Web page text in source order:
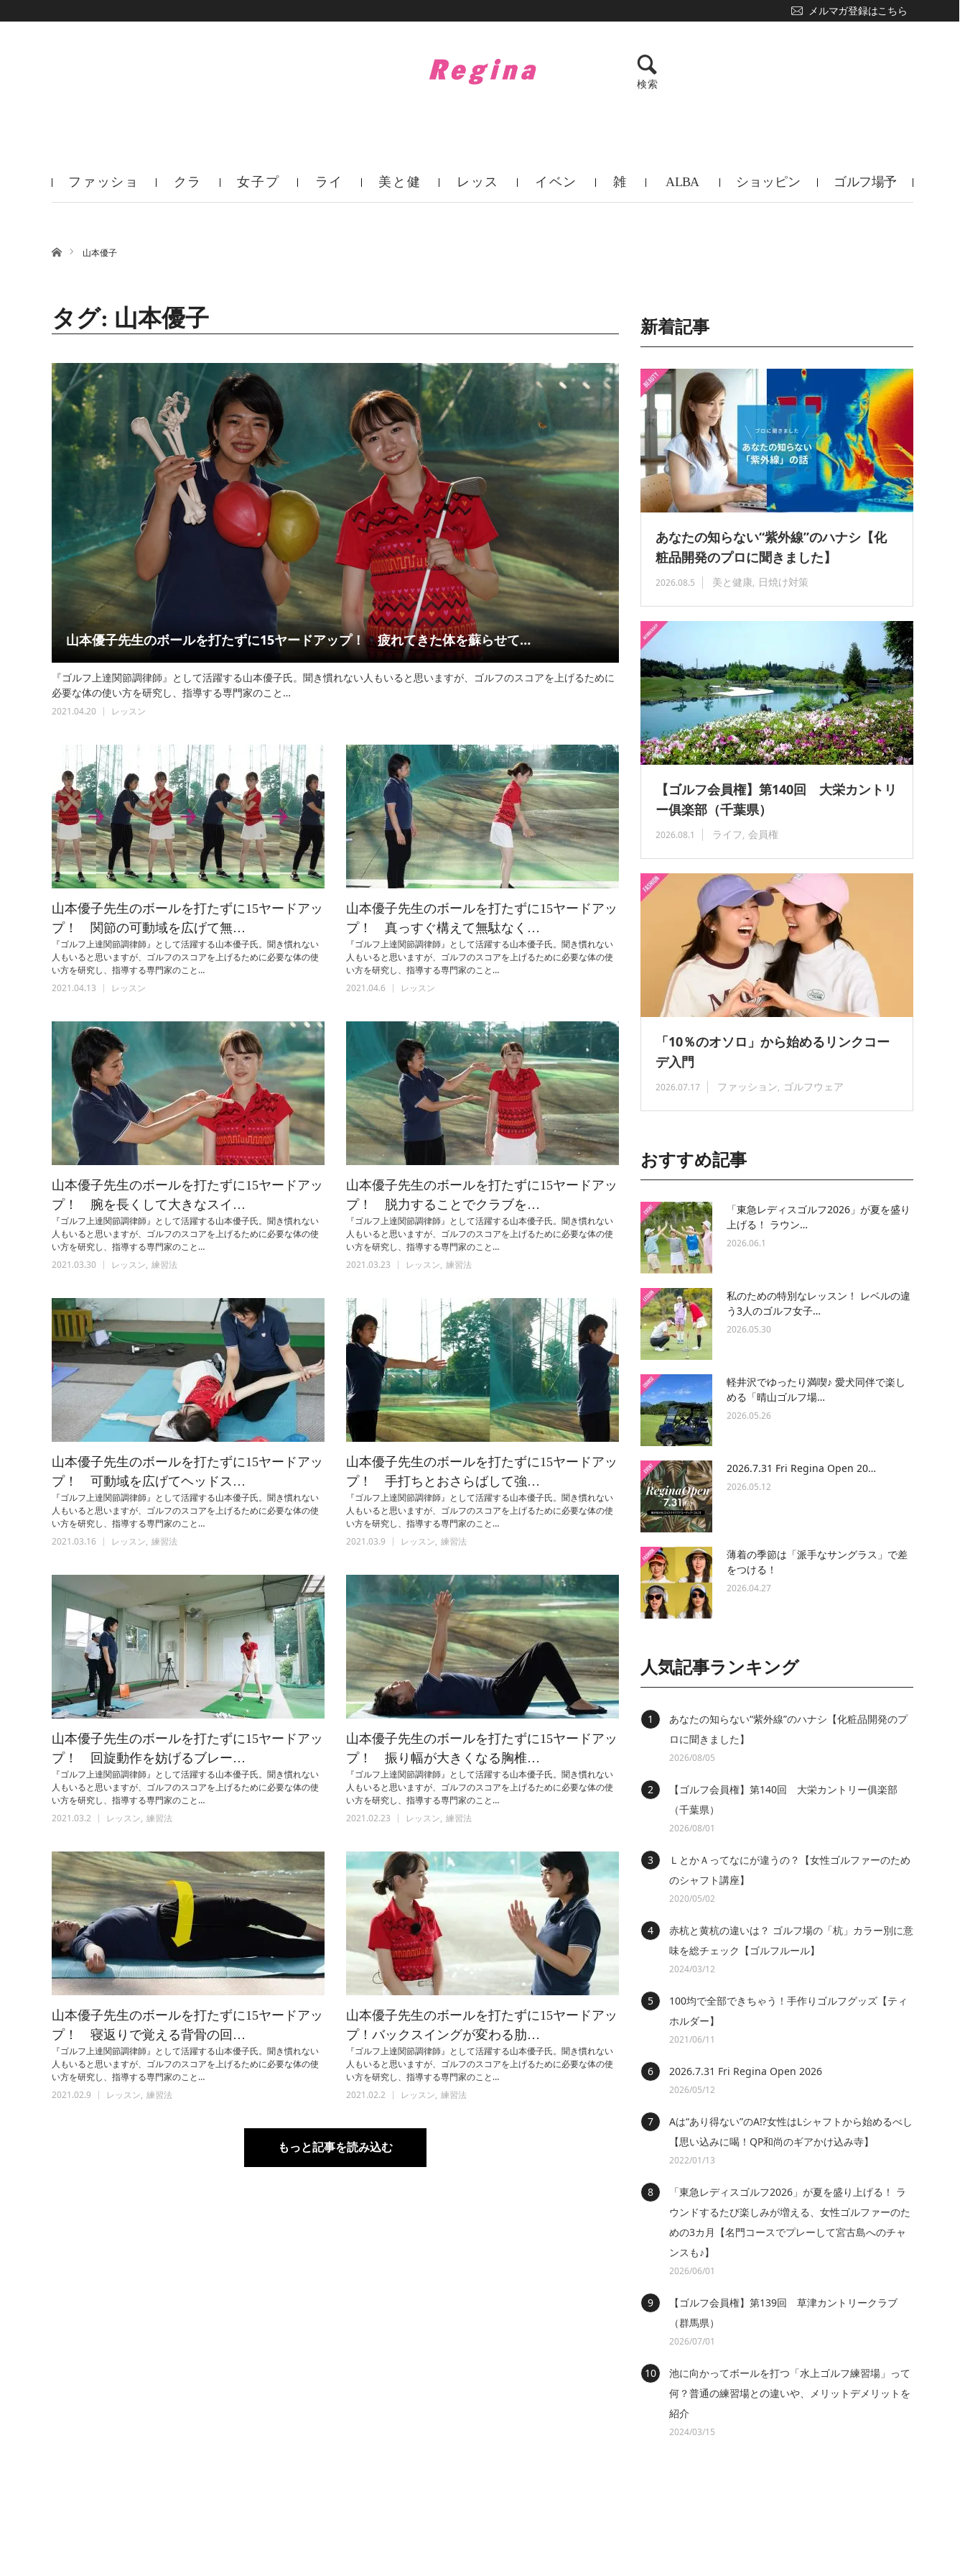
ファッショ クラ 女子プ ライ 美と健 レッス イベン 雑 ALBA ショッピン ゴルフ場予
メルマガ登録はこちら
検索
ホーム山本優子
タグ: 山本優子
山本優子先生のボールを打たずに15ヤードアップ！ 疲れてきた体を蘇らせて…
『ゴルフ上達関節調律師』として活躍する山本優子氏。聞き慣れない人もいると思いますが、ゴルフのスコアを上げるために
必要な体の使い方を研究し、指導する専門家のこと…
2021.04.20 レッスン
山本優子先生のボールを打たずに15ヤードアッ
プ！ 関節の可動域を広げて無…
『ゴルフ上達関節調律師』として活躍する山本優子氏。聞き慣れない
人もいると思いますが、ゴルフのスコアを上げるために必要な体の使
い方を研究し、指導する専門家のこと…
2021.04.13
レッスン
山本優子先生のボールを打たずに15ヤードアッ
プ！ 真っすぐ構えて無駄なく…
『ゴルフ上達関節調律師』として活躍する山本優子氏。聞き慣れない
人もいると思いますが、ゴルフのスコアを上げるために必要な体の使
い方を研究し、指導する専門家のこと…
2021.04.6
レッスン
山本優子先生のボールを打たずに15ヤードアッ
プ！ 腕を長くして大きなスイ…
『ゴルフ上達関節調律師』として活躍する山本優子氏。聞き慣れない
人もいると思いますが、ゴルフのスコアを上げるために必要な体の使
い方を研究し、指導する専門家のこと…
2021.03.30
レッスン 練習法
山本優子先生のボールを打たずに15ヤードアッ
プ！ 脱力することでクラブを…
『ゴルフ上達関節調律師』として活躍する山本優子氏。聞き慣れない
人もいると思いますが、ゴルフのスコアを上げるために必要な体の使
い方を研究し、指導する専門家のこと…
2021.03.23
レッスン 練習法
山本優子先生のボールを打たずに15ヤードアッ
プ！ 可動域を広げてヘッドス…
『ゴルフ上達関節調律師』として活躍する山本優子氏。聞き慣れない
人もいると思いますが、ゴルフのスコアを上げるために必要な体の使
い方を研究し、指導する専門家のこと…
2021.03.16
レッスン 練習法
山本優子先生のボールを打たずに15ヤードアッ
プ！ 手打ちとおさらばして強…
『ゴルフ上達関節調律師』として活躍する山本優子氏。聞き慣れない
人もいると思いますが、ゴルフのスコアを上げるために必要な体の使
い方を研究し、指導する専門家のこと…
2021.03.9
レッスン 練習法
山本優子先生のボールを打たずに15ヤードアッ
プ！ 回旋動作を妨げるブレー…
『ゴルフ上達関節調律師』として活躍する山本優子氏。聞き慣れない
人もいると思いますが、ゴルフのスコアを上げるために必要な体の使
い方を研究し、指導する専門家のこと…
2021.03.2
レッスン 練習法
山本優子先生のボールを打たずに15ヤードアッ
プ！ 振り幅が大きくなる胸椎…
『ゴルフ上達関節調律師』として活躍する山本優子氏。聞き慣れない
人もいると思いますが、ゴルフのスコアを上げるために必要な体の使
い方を研究し、指導する専門家のこと…
2021.02.23
レッスン 練習法
山本優子先生のボールを打たずに15ヤードアッ
プ！ 寝返りで覚える背骨の回…
『ゴルフ上達関節調律師』として活躍する山本優子氏。聞き慣れない
人もいると思いますが、ゴルフのスコアを上げるために必要な体の使
い方を研究し、指導する専門家のこと…
2021.02.9
レッスン 練習法
山本優子先生のボールを打たずに15ヤードアッ
プ！バックスイングが変わる肋…
『ゴルフ上達関節調律師』として活躍する山本優子氏。聞き慣れない
人もいると思いますが、ゴルフのスコアを上げるために必要な体の使
い方を研究し、指導する専門家のこと…
2021.02.2
レッスン 練習法
もっと記事を読み込む
新着記事
あなたの知らない“紫外線”のハナシ【化
粧品開発のプロに聞きました】
2026.08.5 美と健康 日焼け対策
【ゴルフ会員権】第140回 大栄カントリ
ー俱楽部（千葉県）
2026.08.1 ライフ 会員権
「10％のオソロ」から始めるリンクコー
デ入門
2026.07.17 ファッション ゴルフウェア
おすすめ記事
「東急レディスゴルフ2026」が夏を盛り
上げる！ ラウン…
2026.06.1
私のための特別なレッスン！ レベルの違
う3人のゴルフ女子…
2026.05.30
軽井沢でゆったり満喫♪ 愛犬同伴で楽し
める「晴山ゴルフ場…
2026.05.26
2026.7.31 Fri Regina Open 20…
2026.05.12
薄着の季節は「派手なサングラス」で差
をつける！
2026.04.27
人気記事ランキング
あなたの知らない“紫外線”のハナシ【化粧品開発のプ
ロに聞きました】
2026/08/05
【ゴルフ会員権】第140回 大栄カントリー俱楽部
（千葉県）
2026/08/01
ＬとかＡってなにが違うの？【女性ゴルファーのため
のシャフト講座】
2020/05/02
赤杭と黄杭の違いは？ ゴルフ場の「杭」カラー別に意
味を総チェック【ゴルフルール】
2024/03/12
100均で全部できちゃう！手作りゴルフグッズ【ティ
ホルダー】
2021/06/11
2026.7.31 Fri Regina Open 2026
2026/05/12
Aは“あり得ない”のA⁉女性はLシャフトから始めるべし
【思い込みに喝！QP和尚のギアかけ込み寺】
2022/01/13
「東急レディスゴルフ2026」が夏を盛り上げる！ ラ
ウンドするたび楽しみが増える、女性ゴルファーのた
めの3カ月【名門コースでプレーして宮古島へのチャ
ンスも♪】
2026/06/01
【ゴルフ会員権】第139回 草津カントリークラブ
（群馬県）
2026/07/01
池に向かってボールを打つ「水上ゴルフ練習場」って
何？普通の練習場との違いや、メリットデメリットを
紹介
2024/03/15